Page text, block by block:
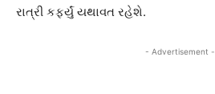
રાત્રી કર્ફ્યું યથાવત રહેશે.
- Advertisement -